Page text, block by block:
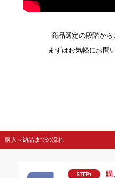
商品選定の段階から
まずはお気軽にお問
購入～納品までの流れ